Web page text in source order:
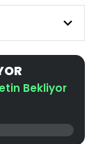
Bekliyor